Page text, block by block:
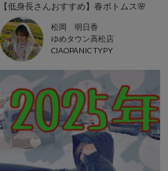
【低身長さんおすすめ】春ボトムス🌸
松岡 明日香
ゆめタウン高松店
CIAOPANIC TYPY